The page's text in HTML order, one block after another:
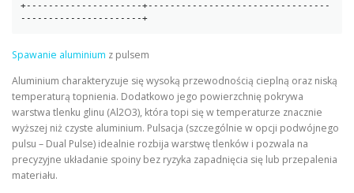
+---------------------+---------------------------------
Spawanie aluminium z pulsem
Aluminium charakteryzuje się wysoką przewodnością cieplną oraz niską
temperaturą topnienia. Dodatkowo jego powierzchnię pokrywa
warstwa tlenku glinu (Al2O3), która topi się w temperaturze znacznie
wyższej niż czyste aluminium. Pulsacja (szczególnie w opcji podwójnego
pulsu – Dual Pulse) idealnie rozbija warstwę tlenków i pozwala na
precyzyjne układanie spoiny bez ryzyka zapadnięcia się lub przepalenia
materiału.